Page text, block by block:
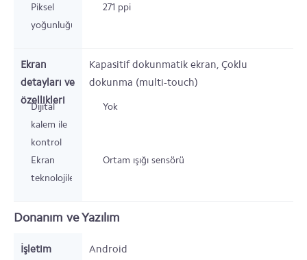
Piksel
yoğunluğu
271 ppi
Ekran
detayları ve
özellikleri
Kapasitif dokunmatik ekran, Çoklu
dokunma (multi-touch)
Dijital
kalem ile
kontrol
Yok
Ekran
teknolojileri
Ortam ışığı sensörü
Donanım ve Yazılım
İşletim
Android